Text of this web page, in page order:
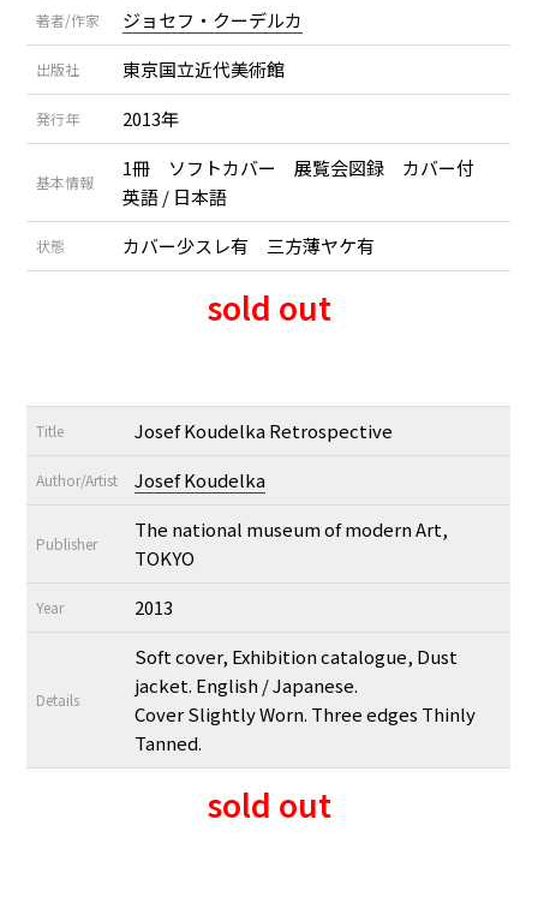
著者/作家 ジョセフ・クーデルカ
出版社 東京国立近代美術館
発行年 2013年
基本情報
1冊 ソフトカバー 展覧会図録 カバー付
英語 / 日本語
状態 カバー少スレ有 三方薄ヤケ有
sold out
Title Josef Koudelka Retrospective
Author/Artist Josef Koudelka
Publisher
The national museum of modern Art,
TOKYO
Year 2013
Details
Soft cover, Exhibition catalogue, Dust
jacket. English / Japanese.
Cover Slightly Worn. Three edges Thinly
Tanned.
sold out